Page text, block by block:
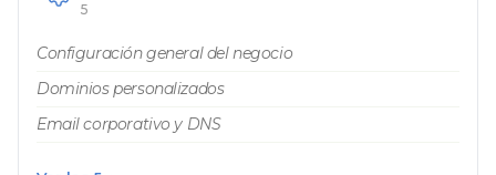
5
Configuración general del negocio
Dominios personalizados
Email corporativo y DNS